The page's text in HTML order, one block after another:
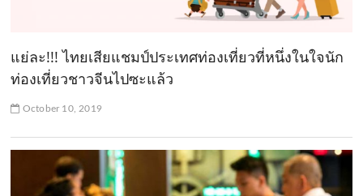
แย่ละ!!! ไทยเสียแชมป์ประเทศท่องเที่ยวที่หนึ่งในใจนัก
ท่องเที่ยวชาวจีนไปซะแล้ว
October 10, 2019